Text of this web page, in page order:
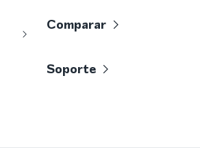
Comparar
Soporte